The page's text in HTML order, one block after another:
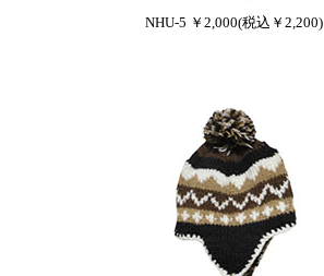
NHU-5 ￥2,000(税込￥2,200)